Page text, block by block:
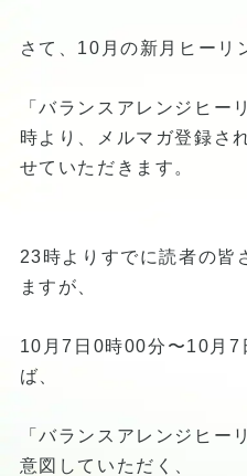
さて、10月の新月ヒーリ
「バランスアレンジヒ
時より、メルマガ登録さ
せていただきます。
23時よりすでに読者の皆
ますが、
10月7日0時00分〜10月
ば、
「バランスアレンジヒー
意図していただく、